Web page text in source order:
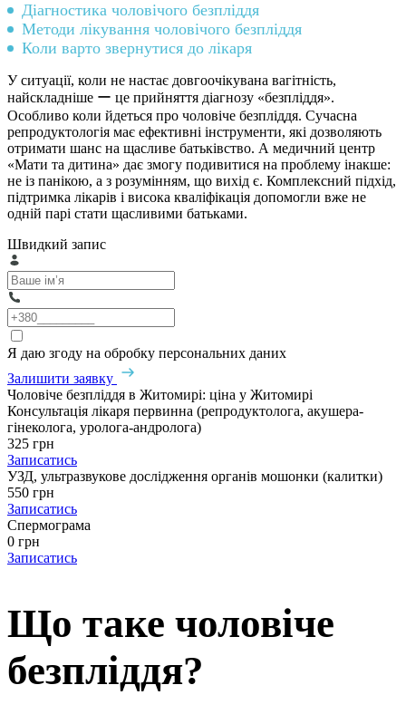
Діагностика чоловічого безпліддя
Методи лікування чоловічого безпліддя
Коли варто звернутися до лікаря
У ситуації, коли не настає довгоочікувана вагітність,
найскладніше ー це прийняття діагнозу «безпліддя».
Особливо коли йдеться про чоловіче безпліддя. Сучасна
репродуктологія має ефективні інструменти, які дозволяють
отримати шанс на щасливе батьківство. А медичний центр
«Мати та дитина» дає змогу подивитися на проблему інакше:
не із панікою, а з розумінням, що вихід є. Комплексний підхід,
підтримка лікарів і висока кваліфікація допомогли вже не
одній парі стати щасливими батьками.
Швидкий запис
Я даю згоду на обробку персональних даних
Залишити заявку
Чоловіче безпліддя в Житомирі: ціна у Житомирі
Консультація лікаря первинна (репродуктолога, акушера-
гінеколога, уролога-андролога)
325 грн
Записатись
УЗД, ультразвукове дослідження органів мошонки (калитки)
550 грн
Записатись
Спермограма
0 грн
Записатись
Що таке чоловіче
безпліддя?